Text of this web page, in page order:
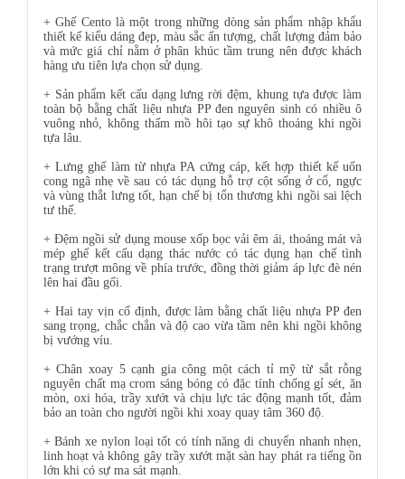
+ Ghế Cento là một trong những dòng sản phẩm nhập khẩu
thiết kế kiểu dáng đẹp, màu sắc ấn tượng, chất lượng đảm bảo
và mức giá chỉ nằm ở phân khúc tầm trung nên được khách
hàng ưu tiên lựa chọn sử dụng.
+ Sản phẩm kết cấu dạng lưng rời đệm, khung tựa được làm
toàn bộ bằng chất liệu nhựa PP đen nguyên sinh có nhiều ô
vuông nhỏ, không thấm mồ hôi tạo sự khô thoáng khi ngồi
tựa lâu.
+ Lưng ghế làm từ nhựa PA cứng cáp, kết hợp thiết kế uốn
cong ngã nhẹ về sau có tác dụng hỗ trợ cột sống ở cổ, ngực
và vùng thắt lưng tốt, hạn chế bị tổn thương khi ngồi sai lệch
tư thế.
+ Đệm ngồi sử dụng mouse xốp bọc vải êm ái, thoáng mát và
mép ghế kết cấu dạng thác nước có tác dụng hạn chế tình
trạng trượt mông về phía trước, đồng thời giảm áp lực đè nén
lên hai đầu gối.
+ Hai tay vịn cố định, được làm bằng chất liệu nhựa PP đen
sang trọng, chắc chắn và độ cao vừa tầm nên khi ngồi không
bị vướng víu.
+ Chân xoay 5 cạnh gia công một cách tỉ mỹ từ sắt rỗng
nguyên chất mạ crom sáng bóng có đặc tính chống gỉ sét, ăn
mòn, oxi hóa, trầy xướt và chịu lực tác động mạnh tốt, đảm
bảo an toàn cho người ngồi khi xoay quay tâm 360 độ.
+ Bánh xe nylon loại tốt có tính năng di chuyển nhanh nhẹn,
linh hoạt và không gây trầy xướt mặt sàn hay phát ra tiếng ồn
lớn khi có sự ma sát mạnh.